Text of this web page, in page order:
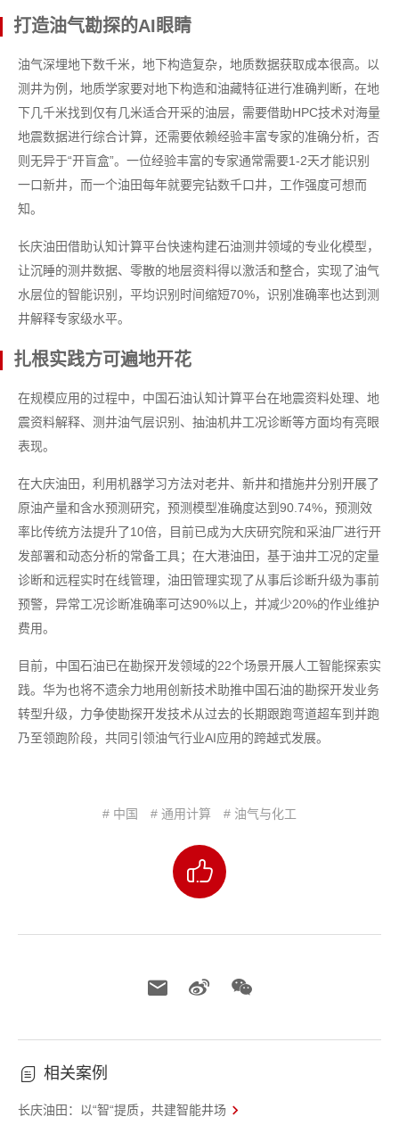
打造油气勘探的AI眼睛
油气深埋地下数千米，地下构造复杂，地质数据获取成本很高。以
测井为例，地质学家要对地下构造和油藏特征进行准确判断，在地
下几千米找到仅有几米适合开采的油层，需要借助HPC技术对海量
地震数据进行综合计算，还需要依赖经验丰富专家的准确分析，否
则无异于“开盲盒”。一位经验丰富的专家通常需要1-2天才能识别
一口新井，而一个油田每年就要完钻数千口井，工作强度可想而
知。
长庆油田借助认知计算平台快速构建石油测井领域的专业化模型，
让沉睡的测井数据、零散的地层资料得以激活和整合，实现了油气
水层位的智能识别，平均识别时间缩短70%，识别准确率也达到测
井解释专家级水平。
扎根实践方可遍地开花
在规模应用的过程中，中国石油认知计算平台在地震资料处理、地
震资料解释、测井油气层识别、抽油机井工况诊断等方面均有亮眼
表现。
在大庆油田，利用机器学习方法对老井、新井和措施井分别开展了
原油产量和含水预测研究，预测模型准确度达到90.74%，预测效
率比传统方法提升了10倍，目前已成为大庆研究院和采油厂进行开
发部署和动态分析的常备工具；在大港油田，基于油井工况的定量
诊断和远程实时在线管理，油田管理实现了从事后诊断升级为事前
预警，异常工况诊断准确率可达90%以上，并减少20%的作业维护
费用。
目前，中国石油已在勘探开发领域的22个场景开展人工智能探索实
践。华为也将不遗余力地用创新技术助推中国石油的勘探开发业务
转型升级，力争使勘探开发技术从过去的长期跟跑弯道超车到并跑
乃至领跑阶段，共同引领油气行业AI应用的跨越式发展。
# 中国 # 通用计算 # 油气与化工
相关案例
长庆油田：以“智“提质，共建智能井场